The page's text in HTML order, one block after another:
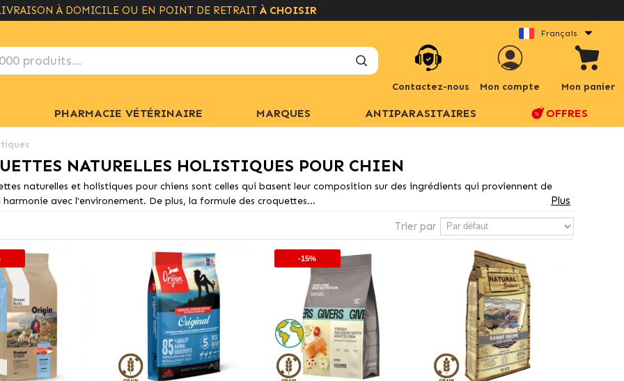
LIVRAISON GRATUITE À PARTIR DE 49€+ INFO
Français
Contactez-nous Mon compte Mon panier
PHARMACIE VÉTÉRINAIRE MARQUES ANTIPARASITAIRES OFFRES
NATURELLES HOLISTIQUES POUR CHIEN
naturelles et holistiques pour chiens sont celles qui basent leur composition sur des ingrédients qui proviennent de
harmonie avec l'environement. De plus, la formule des croquettes...
Plus
Trier par
-15%